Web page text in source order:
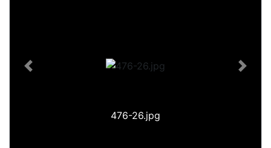
476-26.jpg
Previous Next